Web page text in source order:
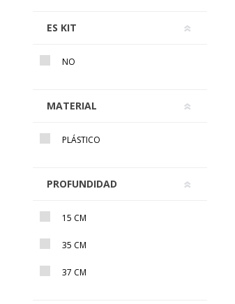
ES KIT
NO
MATERIAL
PLÁSTICO
PROFUNDIDAD
15 CM
35 CM
37 CM